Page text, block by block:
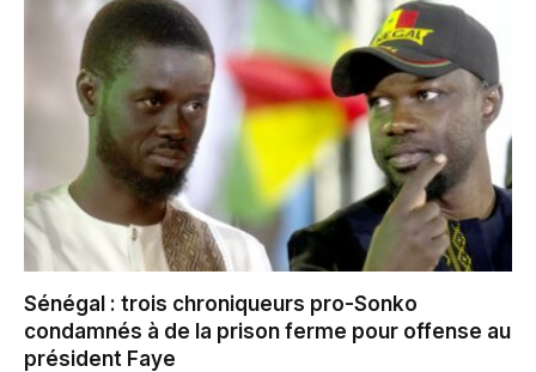
Sénégal : trois chroniqueurs pro-Sonko
condamnés à de la prison ferme pour offense au
président Faye